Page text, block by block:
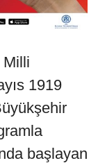
Milli
1919
başlayan